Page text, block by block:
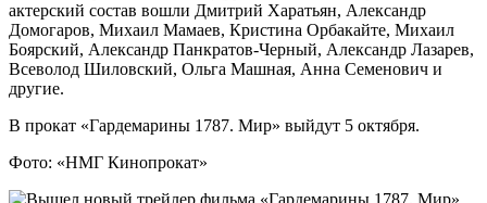
актерский состав вошли Дмитрий Харатьян, Александр
Домогаров, Михаил Мамаев, Кристина Орбакайте, Михаил
Боярский, Александр Панкратов-Черный, Александр Лазарев,
Всеволод Шиловский, Ольга Машная, Анна Семенович и
другие.
В прокат «Гардемарины 1787. Мир» выйдут 5 октября.
Фото: «НМГ Кинопрокат»